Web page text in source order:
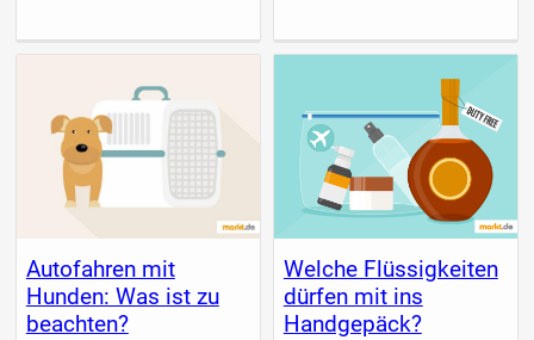
Autofahren mit
Hunden: Was ist zu
beachten?
Welche Flüssigkeiten
dürfen mit ins
Handgepäck?